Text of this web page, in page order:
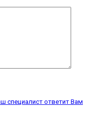
специалист ответит Вам